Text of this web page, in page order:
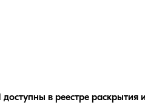
доступны в реестре